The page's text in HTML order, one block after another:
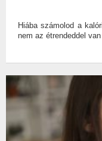
Hiába számolod a
nem az étrendeddel